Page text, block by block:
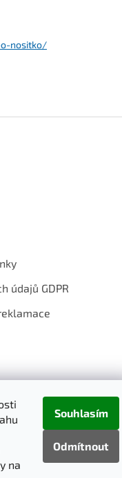
na
Odmítnout
Souhlasím
nositko/
údajů GDPR